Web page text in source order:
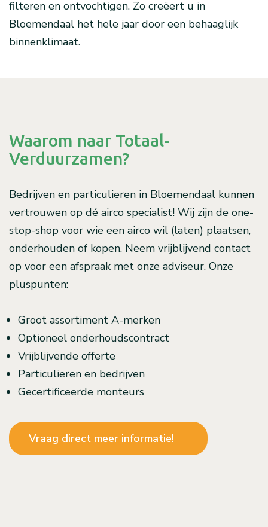
filteren en ontvochtigen. Zo creëert u in
Bloemendaal het hele jaar door een behaaglijk
binnenklimaat.
Waarom naar Totaal-
Verduurzamen?
Bedrijven en particulieren in Bloemendaal kunnen
vertrouwen op dé airco specialist! Wij zijn de one-
stop-shop voor wie een airco wil (laten) plaatsen,
onderhouden of kopen. Neem vrijblijvend contact
op voor een afspraak met onze adviseur. Onze
pluspunten:
Groot assortiment A-merken
Optioneel onderhoudscontract
Vrijblijvende offerte
Particulieren en bedrijven
Gecertificeerde monteurs
Vraag direct meer informatie!